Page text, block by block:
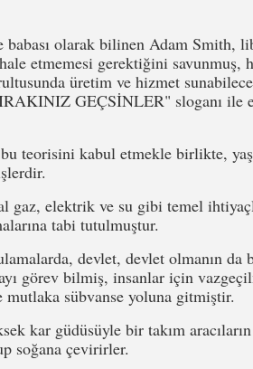
olarak bilinen Adam Smith,
etmemesi gerektiğini savunmuş,
üretim ve hizmet
GEÇSİNLER" sloganı ile
teorisini kabul etmekle birlikte,
gaz, elektrik ve su gibi temel
tabi tutulmuştur.
devlet, devlet olmanın da
görev bilmiş, insanlar için
sübvanse yoluna gitmiştir.
kar güdüsüyle bir takım aracıların
soğana çevirirler.